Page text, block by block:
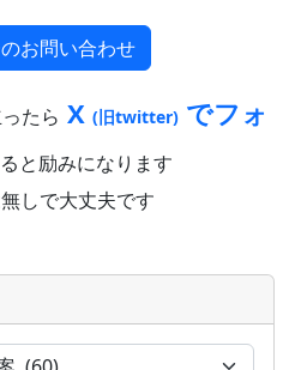
お問い合わせ
たら X (旧twitter) でフォ
と励みになります
しで大丈夫です